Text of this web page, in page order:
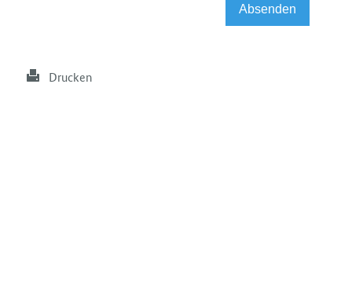
Drucken